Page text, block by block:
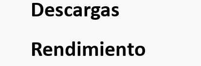
Descargas
Rendimiento